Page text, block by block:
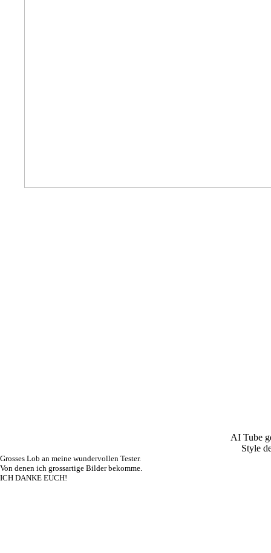
AI Tube
Style
Grosses Lob an meine wundervollen Tester.
Von denen ich grossartige Bilder bekomme.
ICH DANKE EUCH!